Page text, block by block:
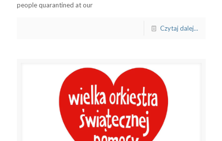
people quarantined at our
Czytaj dalej...